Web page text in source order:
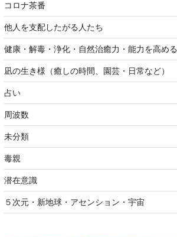
コロナ茶番
他人を支配したがる人たち
健康・解毒・浄化・自然治癒力・能力を高める
凪の生き様（癒しの時間、園芸・日常など）
占い
周波数
未分類
毒親
潜在意識
５次元・新地球・アセンション・宇宙